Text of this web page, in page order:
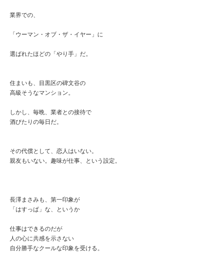
業界での、
「ウーマン・オブ・ザ・イヤー」に
選ばれたほどの「やり手」だ。
住まいも、目黒区の碑文谷の
高級そうなマンション。
しかし、毎晩、業者との接待で
酒びたりの毎日だ。
その代償として、恋人はいない。
親友もいない。趣味が仕事、という設定。
長澤まさみも、第一印象が
「はすっぱ」な、というか
仕事はできるのだが
人の心に共感を示さない
自分勝手なクールな印象を受ける。